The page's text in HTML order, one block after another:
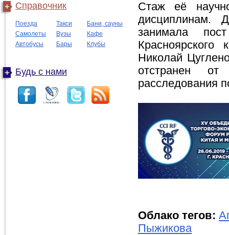
Справочник
Поезда Такси
Бани, сауны
Самолеты
Вузы
Кафе
Автобусы
Бары Клубы
Будь с нами
Стаж её
дисциплинам.
занимала
Николай
отстранен
расследования
Облако тегов:
Пыжикова